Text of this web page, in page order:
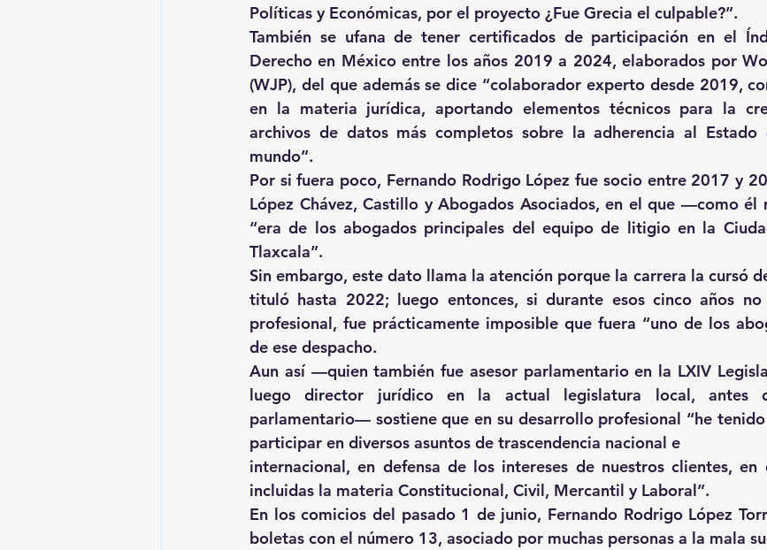
Políticas y Económicas, por el proyecto ¿Fue Grecia el culpable?”.
También se ufana de tener certificados de participación en el
Derecho en México entre los años 2019 a 2024, elaborados por
(WJP), del que además se dice “colaborador experto desde 2019,
en la materia jurídica, aportando elementos técnicos para la
archivos de datos más completos sobre la adherencia al
mundo”.
Por si fuera poco, Fernando Rodrigo López fue socio entre 2017 y
López Chávez, Castillo y Abogados Asociados, en el que —como
“era de los abogados principales del equipo de litigio en la
Tlaxcala”.
Sin embargo, este dato llama la atención porque la carrera la cursó
tituló hasta 2022; luego entonces, si durante esos cinco años
profesional, fue prácticamente imposible que fuera “uno de los
de ese despacho.
Aun así —quien también fue asesor parlamentario en la LXIV
luego director jurídico en la actual legislatura local, antes
parlamentario— sostiene que en su desarrollo profesional “he
participar en diversos asuntos de trascendencia nacional e
internacional, en defensa de los intereses de nuestros clientes, en
incluidas la materia Constitucional, Civil, Mercantil y Laboral”.
En los comicios del pasado 1 de junio, Fernando Rodrigo López
boletas con el número 13, asociado por muchas personas a la mala